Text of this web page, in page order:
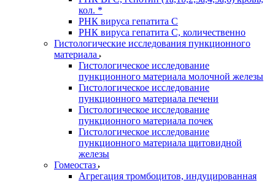
кол. *
РНК вируса гепатита C
РНК вируса гепатита C, количественно
Гистологические исследования пункционного
материала
Гистологическое исследование
пункционного материала молочной железы
Гистологическое исследование
пункционного материала печени
Гистологическое исследование
пункционного материала почек
Гистологическое исследование
пункционного материала щитовидной
железы
Гомеостаз
Агрегация тромбоцитов, индуцированная